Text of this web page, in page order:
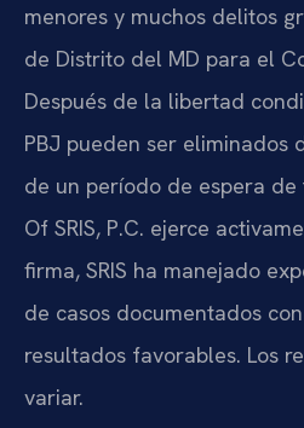
menores y muchos delitos
de Distrito del MD para el
Después de la libertad
PBJ pueden ser eliminados
de un período de espera de
Of SRIS, P.C. ejerce
firma, SRIS ha manejado
de casos documentados
resultados favorables. Los
variar.